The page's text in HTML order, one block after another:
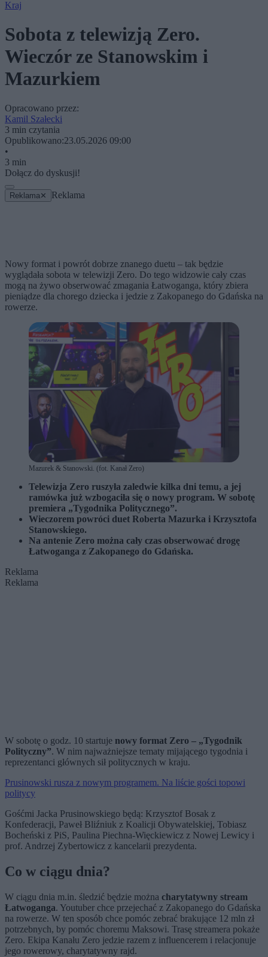
Kraj
Sobota z telewizją Zero.
Wieczór ze Stanowskim i
Mazurkiem
Opracowano przez:
Kamil Szałecki
3 min czytania
Opublikowano:23.05.2026 09:00
•
3 min
Dołącz do dyskusji!
Reklama ✕ Reklama
Nowy format i powrót dobrze znanego duetu – tak będzie
wyglądała sobota w telewizji Zero. Do tego widzowie cały czas
mogą na żywo obserwować zmagania Łatwoganga, który zbiera
pieniądze dla chorego dziecka i jedzie z Zakopanego do Gdańska na
rowerze.
Mazurek & Stanowski. (fot. Kanał Zero)
Telewizja Zero ruszyła zaledwie kilka dni temu, a jej
ramówka już wzbogaciła się o nowy program. W sobotę
premiera „Tygodnika Politycznego”.
Wieczorem powróci duet Roberta Mazurka i Krzysztofa
Stanowskiego.
Na antenie Zero można cały czas obserwować drogę
Łatwoganga z Zakopanego do Gdańska.
Reklama
Reklama
W sobotę o godz. 10 startuje nowy format Zero – „Tygodnik
Polityczny”. W nim najważniejsze tematy mijającego tygodnia i
reprezentanci głównych sił politycznych w kraju.
Prusinowski rusza z nowym programem. Na liście gości topowi
politycy
Gośćmi Jacka Prusinowskiego będą: Krzysztof Bosak z
Konfederacji, Paweł Bliźniuk z Koalicji Obywatelskiej, Tobiasz
Bocheński z PiS, Paulina Piechna-Więckiewicz z Nowej Lewicy i
prof. Andrzej Zybertowicz z kancelarii prezydenta.
Co w ciągu dnia?
W ciągu dnia m.in. śledzić będzie można charytatywny stream
Łatwoganga. Youtuber chce przejechać z Zakopanego do Gdańska
na rowerze. W ten sposób chce pomóc zebrać brakujące 12 mln zł
potrzebnych, by pomóc choremu Maksowi. Trasę streamera pokaże
Zero. Ekipa Kanału Zero jedzie razem z influencerem i relacjonuje
jego rowerowy, charytatywny rajd.